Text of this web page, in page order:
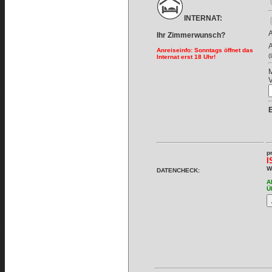
INTERNAT:
Ihr Zimmerwunsch?
Anreiseinfo: Sonntags öffnet das
Internat erst 18 Uhr!
DATENCHECK: